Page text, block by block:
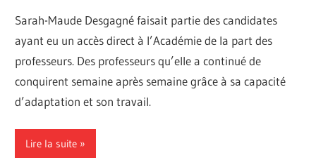
Sarah-Maude Desgagné faisait partie des candidates
ayant eu un accès direct à l’Académie de la part des
professeurs. Des professeurs qu’elle a continué de
conquirent semaine après semaine grâce à sa capacité
d’adaptation et son travail.
Lire la suite